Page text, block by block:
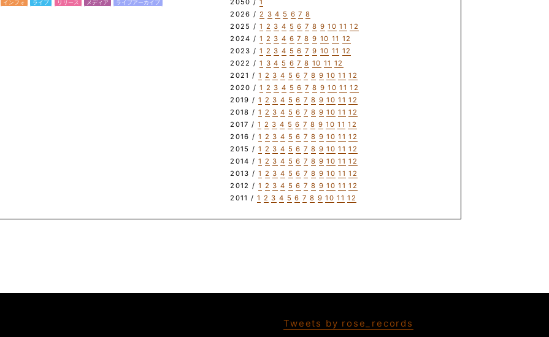
インフォ ライブ リリース メディア ライブアーカイブ
2026 / 2 3 4 5 6 7 8
2025 / 1 2 3 4 5 6 7 8 9 10 11 12
2024 / 1 2 3 4 6 7 8 9 10 11 12
2023 / 1 2 3 4 5 6 7 9 10 11 12
2022 / 1 3 4 5 6 7 8 10 11 12
2021 / 1 2 3 4 5 6 7 8 9 10 11 12
2020 / 1 2 3 4 5 6 7 8 9 10 11 12
2019 / 1 2 3 4 5 6 7 8 9 10 11 12
2018 / 1 2 3 4 5 6 7 8 9 10 11 12
2017 / 1 2 3 4 5 6 7 8 9 10 11 12
2016 / 1 2 3 4 5 6 7 8 9 10 11 12
2015 / 1 2 3 4 5 6 7 8 9 10 11 12
2014 / 1 2 3 4 5 6 7 8 9 10 11 12
2013 / 1 2 3 4 5 6 7 8 9 10 11 12
2012 / 1 2 3 4 5 6 7 8 9 10 11 12
2011 / 1 2 3 4 5 6 7 8 9 10 11 12
Tweets by rose_records